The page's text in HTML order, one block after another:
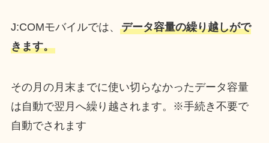
J:COMモバイルでは、 データ容量の繰り越しがで
きます。
その月の月末までに使い切らなかったデータ容量
は自動で翌月へ繰り越されます。※手続き不要で
自動でされます